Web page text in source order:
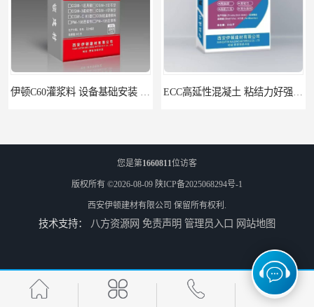
伊顿 水泥路面修补料 路面破损起皮快速修补 2小时通车
您是第1660811位访客
版权所有 ©2026-08-09 陕ICP备2025068294号-1
西安伊顿建材有限公司 保留所有权利.
技术支持： 八方资源网 免责声明 管理员入口 网站地图